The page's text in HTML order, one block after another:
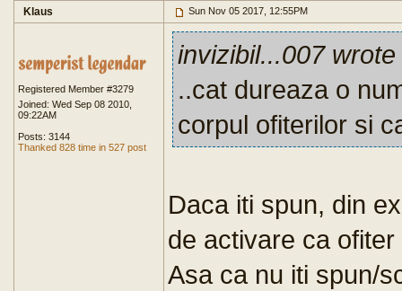
Klaus Sun Nov 05 2017, 12:55PM
Registered Member #3279
Joined: Wed Sep 08 2010,
09:22AM
Posts: 3144
Thanked 828 time in 527 post
invizibil...007 wrote
..cat dureaza o
corpul ofiterilor si
Daca iti spun, din
de activare ca
Asa ca nu iti spun/